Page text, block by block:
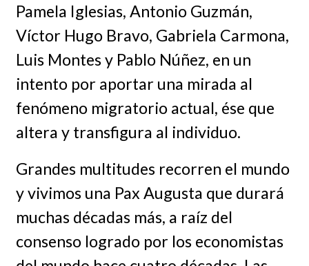
Pamela Iglesias, Antonio Guzmán,
Víctor Hugo Bravo, Gabriela Carmona,
Luis Montes y Pablo Núñez, en un
intento por aportar una mirada al
fenómeno migratorio actual, ése que
altera y transfigura al individuo.
Grandes multitudes recorren el mundo
y vivimos una Pax Augusta que durará
muchas décadas más, a raíz del
consenso logrado por los economistas